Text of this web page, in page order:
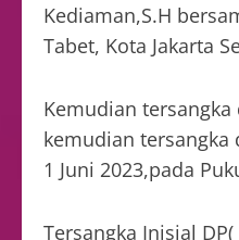
Kediaman,S.H
Tabet, Kota Jakarta
Kemudian tersangka
kemudian tersangka
1 Juni 2023,pada
Tersangka Inisial